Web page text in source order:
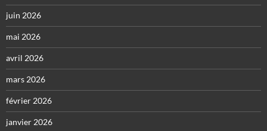
juin 2026
mai 2026
avril 2026
mars 2026
février 2026
janvier 2026